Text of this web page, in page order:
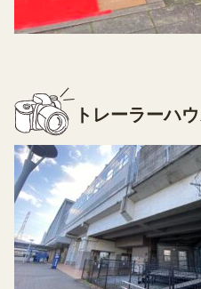
トレーラーハ